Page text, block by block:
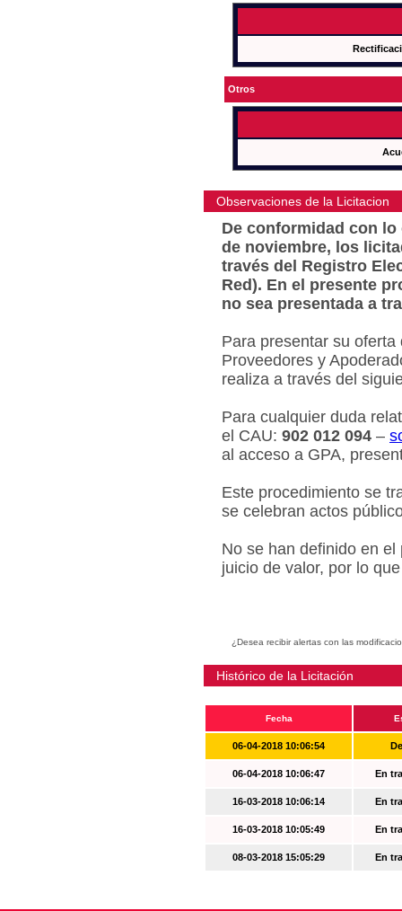
Otros
Observaciones de la Licitacion
De conformidad con lo
de noviembre, los
través del Registro
Red). En el presente
no sea presentada a
Para presentar su
Proveedores y
realiza a través del
Para cualquier duda
el CAU: 902 012 094 –
al acceso a GPA,
Este procedimiento se
se celebran actos
No se han definido en
juicio de valor, por lo
¿Desea recibir alertas con las
Histórico de la Licitación
Fecha
06-04-2018 10:06:54
06-04-2018 10:06:47 En
16-03-2018 10:06:14 En
16-03-2018 10:05:49 En
08-03-2018 15:05:29 En